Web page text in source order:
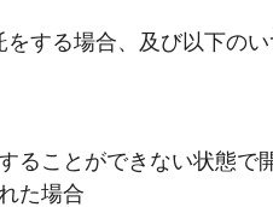
する場合、及び以下の
ることができない状態で
た場合